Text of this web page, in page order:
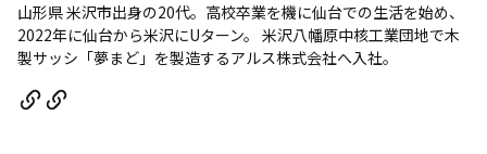
山形県 米沢市出身の20代。高校卒業を機に仙台での生活を始め、
2022年に仙台から米沢にUターン。 米沢八幡原中核工業団地で木
製サッシ「夢まど」を製造するアルス株式会社へ入社。